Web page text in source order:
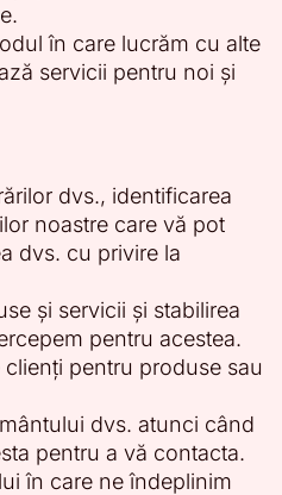
în care lucrăm cu alte
servicii pentru noi și
dvs., identificarea
noastre care vă pot
dvs. cu privire la
și servicii și stabilirea
pentru acestea.
pentru produse sau
dvs. atunci când
pentru a vă contacta.
în care ne îndeplinim